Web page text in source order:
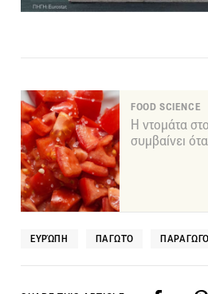
FOOD SCIENCE
Η ντομάτα
συμβαίνει
ΕΥΡΏΠΗ ΠΑΓΩΤΌ